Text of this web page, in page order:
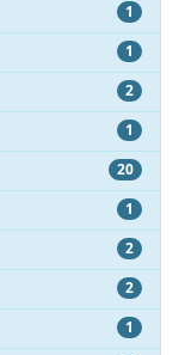
1
1
2
1
20
1
2
2
1